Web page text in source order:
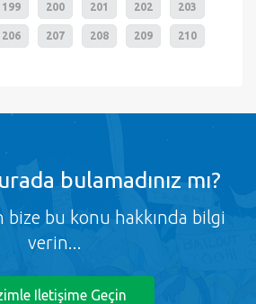
199 200 201 202 203
206 207 208 209 210
bulamadınız mı?
bize bu konu hakkında bilgi
verin...
Iletişime Geçin